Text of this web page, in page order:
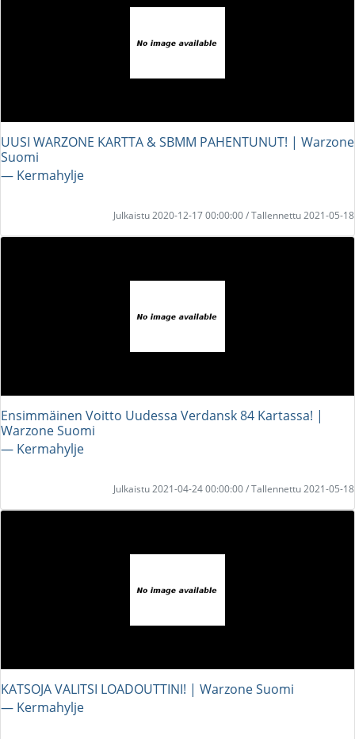
UUSI WARZONE KARTTA & SBMM PAHENTUNUT! | Warzone
Suomi
― Kermahylje
Julkaistu 2020-12-17 00:00:00 / Tallennettu 2021-05-18
Ensimmäinen Voitto Uudessa Verdansk 84 Kartassa! |
Warzone Suomi
― Kermahylje
Julkaistu 2021-04-24 00:00:00 / Tallennettu 2021-05-18
KATSOJA VALITSI LOADOUTTINI! | Warzone Suomi
― Kermahylje